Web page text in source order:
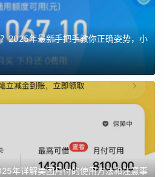
2025年最新手把手教你正确姿势，小
年详解美团月付的使用方法和注意事